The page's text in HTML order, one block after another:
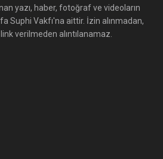
yazı, haber, fotoğraf ve videoların
Suphi Vakfı'na aittir. İzin alınmadan,
verilmeden alıntılanamaz.